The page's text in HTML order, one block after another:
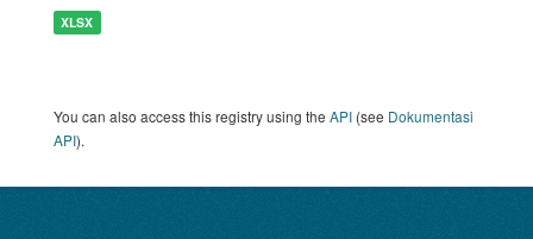
XLSX
You can also access this registry using the API (see Dokumentasi
API).